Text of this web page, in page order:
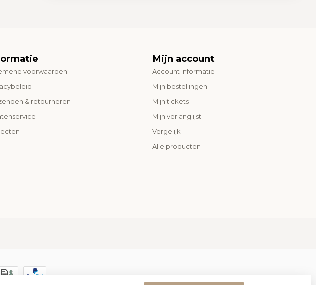
voorwaarden
& retourneren
Mijn account
Account informatie
Mijn bestellingen
Mijn tickets
Mijn verlanglijst
Vergelijk
Alle producten